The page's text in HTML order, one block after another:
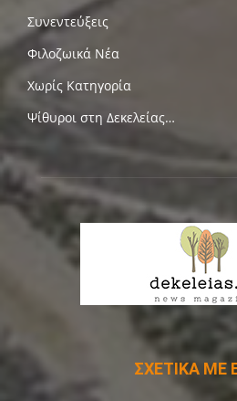
Συνεντεύξεις
Φιλοζωικά Νέα
Χωρίς Κατηγορία
Ψίθυροι στη Δεκελείας…
ΣΧΕΤΙΚΑ ΜΕ